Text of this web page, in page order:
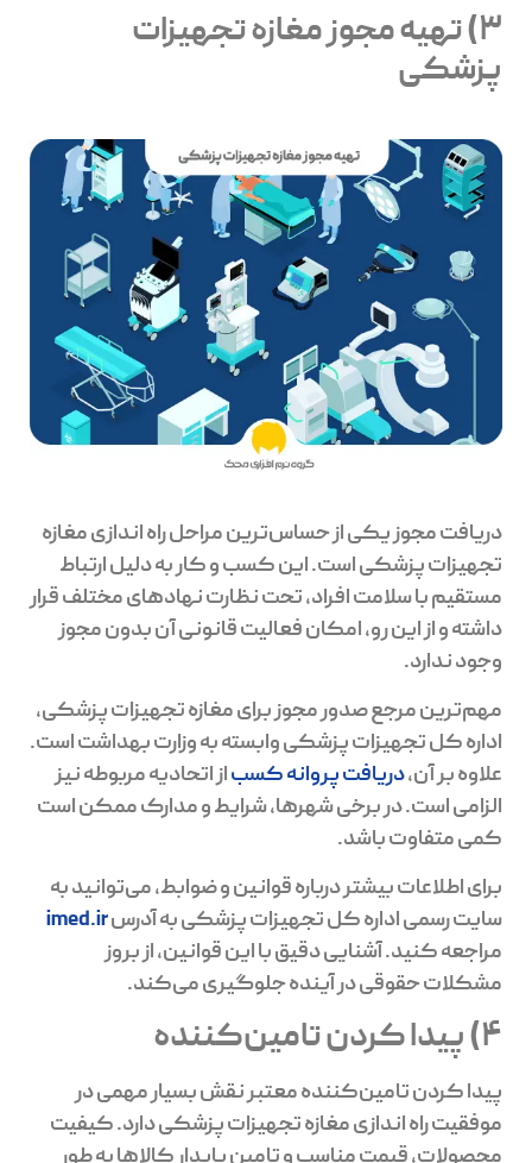
3) تهیه مجوز مغازه تجهیزات
پزشکی
دریافت مجوز یکی از حساس‌ترین مراحل راه اندازی مغازه
تجهیزات پزشکی است. این کسب و کار به دلیل ارتباط
مستقیم با سلامت افراد، تحت نظارت نهادهای مختلف قرار
داشته و از این رو، امکان فعالیت قانونی آن بدون مجوز
وجود ندارد.
مهم‌ترین مرجع صدور مجوز برای مغازه تجهیزات پزشکی،
اداره کل تجهیزات پزشکی وابسته به وزارت بهداشت است.
علاوه بر آن،دریافت پروانه کسباز اتحادیه مربوطه نیز
الزامی است. در برخی شهرها، شرایط و مدارک ممکن است
کمی متفاوت باشد.
برای اطلاعات بیشتر درباره قوانین و ضوابط، می‌توانید به
سایت رسمی اداره کل تجهیزات پزشکی به آدرسimed.ir
مراجعه کنید. آشنایی دقیق با این قوانین، از بروز
مشکلات حقوقی در آینده جلوگیری می‌کند.
4) پیدا کردن تامین‌کننده
پیدا کردن تامین‌کننده معتبر نقش بسیار مهمی در
موفقیت راه اندازی مغازه تجهیزات پزشکی دارد. کیفیت